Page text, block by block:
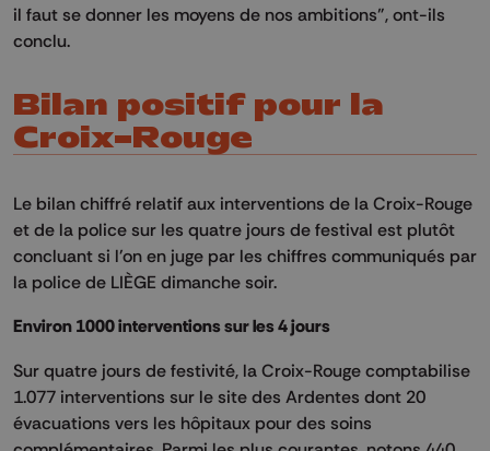
il faut se donner les moyens de nos ambitions", ont-ils
conclu.
Bilan positif pour la
Croix-Rouge
Le bilan chiffré relatif aux interventions de la Croix-Rouge
et de la police sur les quatre jours de festival est plutôt
concluant si l'on en juge par les chiffres communiqués par
la police de LIÈGE dimanche soir.
Environ 1000 interventions sur les 4 jours
Sur quatre jours de festivité, la Croix-Rouge comptabilise
1.077 interventions sur le site des Ardentes dont 20
évacuations vers les hôpitaux pour des soins